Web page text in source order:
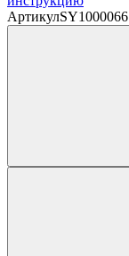
АртикулSY1000066